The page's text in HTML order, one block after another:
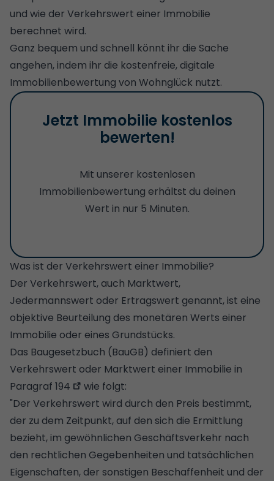
und wie der Verkehrswert einer Immobilie
berechnet wird.
Ganz bequem und schnell könnt ihr die Sache
angehen, indem ihr die kostenfreie, digitale
Immobilienbewertung von Wohnglück nutzt.
Jetzt Immobilie kostenlos
bewerten!
Mit unserer kostenlosen
Immobilienbewertung erhältst du deinen
Wert in nur 5 Minuten.
Was ist der Verkehrswert einer Immobilie?
Der Verkehrswert, auch Marktwert,
Jedermannswert oder Ertragswert genannt, ist eine
objektive Beurteilung des monetären Werts einer
Immobilie oder eines Grundstücks.
Das Baugesetzbuch (BauGB) definiert den
Verkehrswert oder Marktwert einer Immobilie in
Paragraf 194
wie folgt:
"Der Verkehrswert wird durch den Preis bestimmt,
der zu dem Zeitpunkt, auf den sich die Ermittlung
bezieht, im gewöhnlichen Geschäftsverkehr nach
den rechtlichen Gegebenheiten und tatsächlichen
Eigenschaften, der sonstigen Beschaffenheit und der